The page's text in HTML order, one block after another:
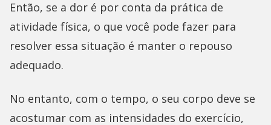
Então, se a dor é por conta da prática de
atividade física, o que você pode fazer para
resolver essa situação é manter o repouso
adequado.
No entanto, com o tempo, o seu corpo deve se
acostumar com as intensidades do exercício,